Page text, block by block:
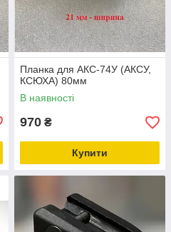
Планка для АКС-74У (АКСУ,
КСЮХА) 80мм
В наявності
970 ₴
Купити